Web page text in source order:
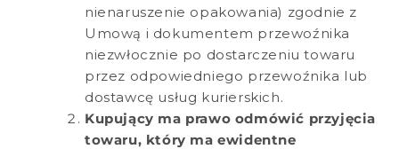
nienaruszenie opakowania) zgodnie z
Umową i dokumentem przewoźnika
niezwłocznie po dostarczeniu towaru
przez odpowiedniego przewoźnika lub
dostawcę usług kurierskich.
Kupujący ma prawo odmówić przyjęcia
towaru, który ma ewidentne